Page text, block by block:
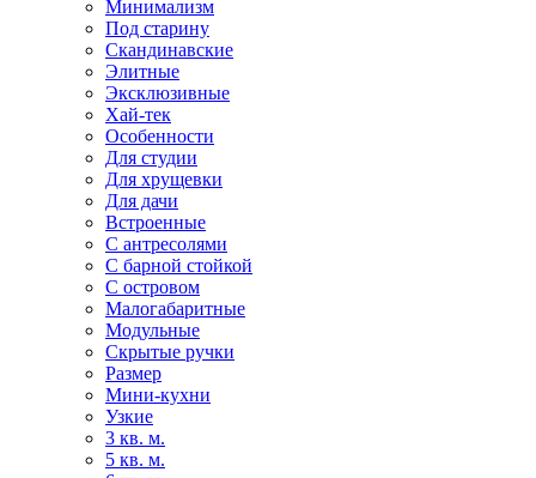
Минимализм
Под старину
Скандинавские
Элитные
Эксклюзивные
Хай-тек
Особенности
Для студии
Для хрущевки
Для дачи
Встроенные
С антресолями
С барной стойкой
С островом
Малогабаритные
Модульные
Скрытые ручки
Размер
Мини-кухни
Узкие
3 кв. м.
5 кв. м.